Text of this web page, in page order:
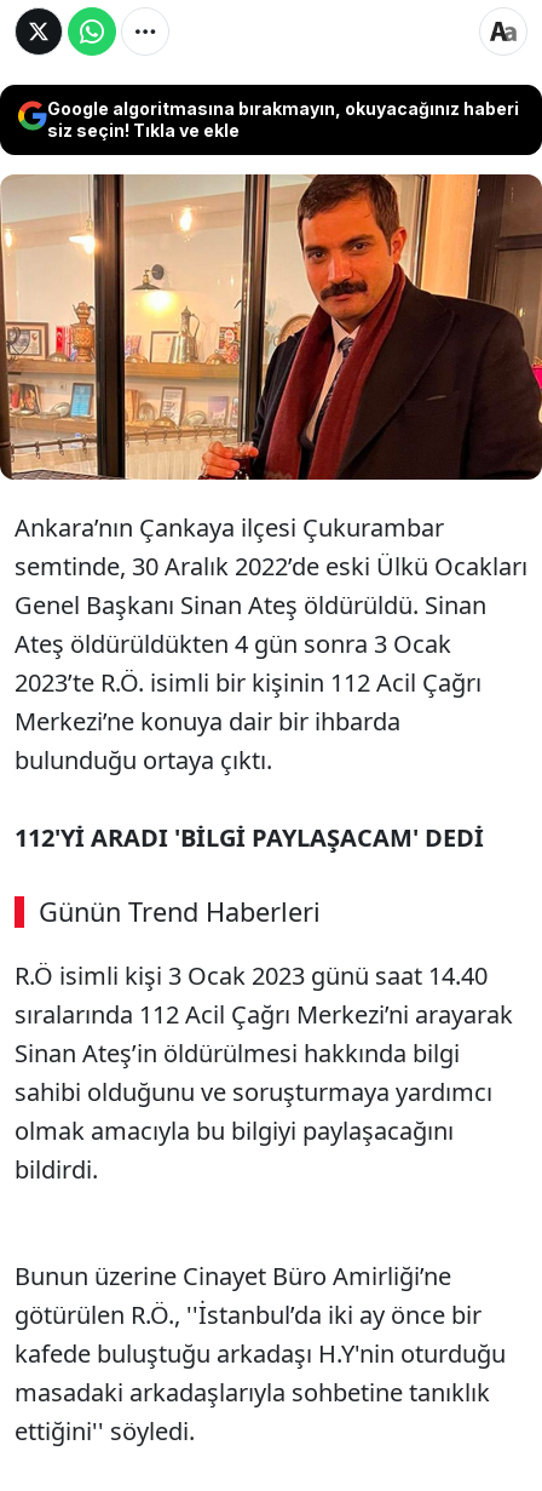
Google algoritmasına bırakmayın, okuyacağınız haberi
siz seçin! Tıkla ve ekle
Ankara’da işlenen Sinan Ateş cinayetinden 4 gün
sonra 112 Acil Çağrı Merkezi’ne R.Ö. isimli bir
kişinin ''Ankara ili Çukurambar Semtinde
partiden birisini vuracağız'' şeklinde bir
konuşmaya şahit olduğunu bildirdiği ortaya
çıktı. Ancak soruşturma safhasında bu kişi
ifadeye çağrılmadı.
Ankara’nın Çankaya ilçesi Çukurambar
semtinde, 30 Aralık 2022’de eski Ülkü Ocakları
Genel Başkanı Sinan Ateş öldürüldü. Sinan
Ateş öldürüldükten 4 gün sonra 3 Ocak
2023’te R.Ö. isimli bir kişinin 112 Acil Çağrı
Merkezi’ne konuya dair bir ihbarda
bulunduğu ortaya çıktı.
112'Yİ ARADI 'BİLGİ PAYLAŞACAM' DEDİ
Günün Trend Haberleri
R.Ö isimli kişi 3 Ocak 2023 günü saat 14.40
sıralarında 112 Acil Çağrı Merkezi’ni arayarak
Sinan Ateş’in öldürülmesi hakkında bilgi
sahibi olduğunu ve soruşturmaya yardımcı
olmak amacıyla bu bilgiyi paylaşacağını
bildirdi.
Bunun üzerine Cinayet Büro Amirliği’ne
götürülen R.Ö., ''İstanbul’da iki ay önce bir
kafede buluştuğu arkadaşı H.Y'nin oturduğu
masadaki arkadaşlarıyla sohbetine tanıklık
ettiğini'' söyledi.